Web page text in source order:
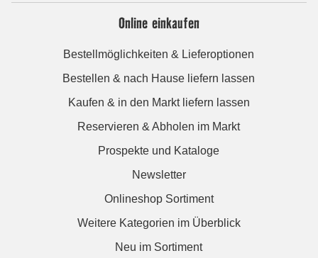
Online einkaufen
Bestellmöglichkeiten & Lieferoptionen
Bestellen & nach Hause liefern lassen
Kaufen & in den Markt liefern lassen
Reservieren & Abholen im Markt
Prospekte und Kataloge
Newsletter
Onlineshop Sortiment
Weitere Kategorien im Überblick
Neu im Sortiment